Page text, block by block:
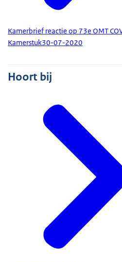
Kamerbrief reactie op 73e OMT
Kamerstuk30-07-2020
Hoort bij